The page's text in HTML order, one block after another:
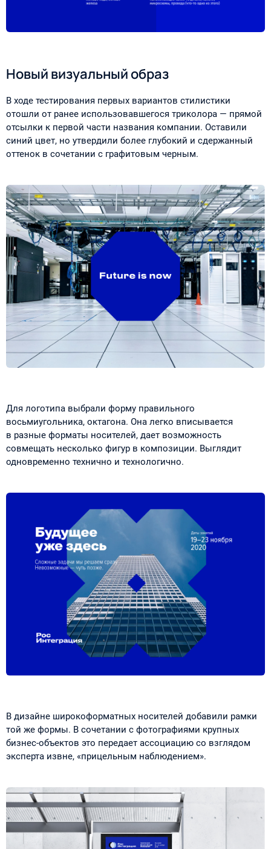
Новый визуальный образ
В ходе тестирования первых вариантов стилистики
отошли от ранее использовавшегося триколора — прямой
отсылки к первой части названия компании. Оставили
синий цвет, но утвердили более глубокий и сдержанный
оттенок в сочетании с графитовым черным.
Для логотипа выбрали форму правильного
восьмиугольника, октагона. Она легко вписывается
в разные форматы носителей, дает возможность
совмещать несколько фигур в композиции. Выглядит
одновременно технично и технологично.
В дизайне широкоформатных носителей добавили рамки
той же формы. В сочетании с фотографиями крупных
бизнес-объектов это передает ассоциацию со взглядом
эксперта извне, «прицельным наблюдением».